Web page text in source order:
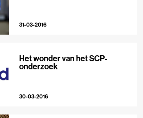
31-03-2016
Het wonder van het SCP-
onderzoek
30-03-2016